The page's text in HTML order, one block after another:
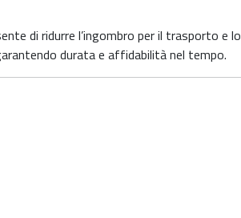
di ridurre l’ingombro per il trasporto e lo
durata e affidabilità nel tempo.